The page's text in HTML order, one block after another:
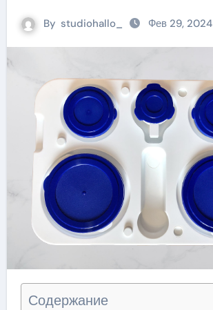
By studiohallo_ Фев 29, 2024
Содержание